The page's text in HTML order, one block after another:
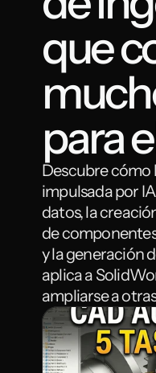
que
para
Descubre
impulsada por
datos, la
de
y la generación
aplica a
ampliarse a